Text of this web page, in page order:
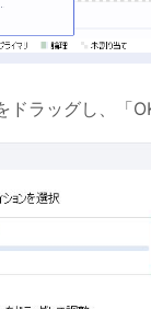
ラッグし、「